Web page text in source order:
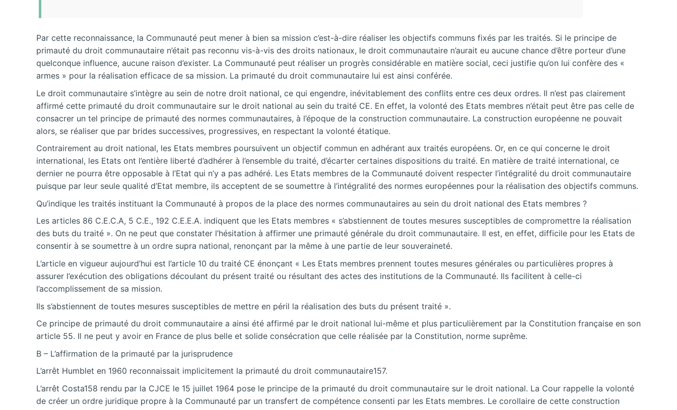
Par cette reconnaissance, la Communauté peut mener à bien sa mission c’est-à-dire réaliser les objectifs communs fixés par les traités. Si le principe de
primauté du droit communautaire n’était pas reconnu vis-à-vis des droits nationaux, le droit communautaire n’aurait eu aucune chance d’être porteur d’une
quelconque influence, aucune raison d’exister. La Communauté peut réaliser un progrès considérable en matière social, ceci justifie qu’on lui confère des «
armes » pour la réalisation efficace de sa mission. La primauté du droit communautaire lui est ainsi conférée.
Le droit communautaire s’intègre au sein de notre droit national, ce qui engendre, inévitablement des conflits entre ces deux ordres. Il n’est pas clairement
affirmé cette primauté du droit communautaire sur le droit national au sein du traité CE. En effet, la volonté des Etats membres n’était peut être pas celle de
consacrer un tel principe de primauté des normes communautaires, à l’époque de la construction communautaire. La construction européenne ne pouvait
alors, se réaliser que par brides successives, progressives, en respectant la volonté étatique.
Contrairement au droit national, les Etats membres poursuivent un objectif commun en adhérant aux traités européens. Or, en ce qui concerne le droit
international, les Etats ont l’entière liberté d’adhérer à l’ensemble du traité, d’écarter certaines dispositions du traité. En matière de traité international, ce
dernier ne pourra être opposable à l’Etat qui n’y a pas adhéré. Les Etats membres de la Communauté doivent respecter l’intégralité du droit communautaire
puisque par leur seule qualité d’Etat membre, ils acceptent de se soumettre à l’intégralité des normes européennes pour la réalisation des objectifs communs.
Qu’indique les traités instituant la Communauté à propos de la place des normes communautaires au sein du droit national des Etats membres ?
Les articles 86 C.E.C.A, 5 C.E., 192 C.E.E.A. indiquent que les Etats membres « s’abstiennent de toutes mesures susceptibles de compromettre la réalisation
des buts du traité ». On ne peut que constater l’hésitation à affirmer une primauté générale du droit communautaire. Il est, en effet, difficile pour les Etats de
consentir à se soumettre à un ordre supra national, renonçant par la même à une partie de leur souveraineté.
L’article en vigueur aujourd’hui est l’article 10 du traité CE énonçant « Les Etats membres prennent toutes mesures générales ou particulières propres à
assurer l’exécution des obligations découlant du présent traité ou résultant des actes des institutions de la Communauté. Ils facilitent à celle-ci
l’accomplissement de sa mission.
Ils s’abstiennent de toutes mesures susceptibles de mettre en péril la réalisation des buts du présent traité ».
Ce principe de primauté du droit communautaire a ainsi été affirmé par le droit national lui-même et plus particulièrement par la Constitution française en son
article 55. Il ne peut y avoir en France de plus belle et solide consécration que celle réalisée par la Constitution, norme suprême.
B – L’affirmation de la primauté par la jurisprudence
L’arrêt Humblet en 1960 reconnaissait implicitement la primauté du droit communautaire157.
L’arrêt Costa158 rendu par la CJCE le 15 juillet 1964 pose le principe de la primauté du droit communautaire sur le droit national. La Cour rappelle la volonté
de créer un ordre juridique propre à la Communauté par un transfert de compétence consenti par les Etats membres. Le corollaire de cette construction